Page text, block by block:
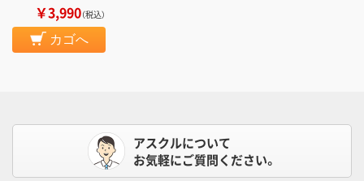
￥3,990（税込）
カゴへ
アスクルについて
お気軽にご質問ください。